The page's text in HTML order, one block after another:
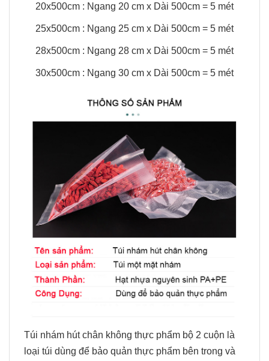
20x500cm : Ngang 20 cm x Dài 500cm = 5 mét
25x500cm : Ngang 25 cm x Dài 500cm = 5 mét
28x500cm : Ngang 28 cm x Dài 500cm = 5 mét
30x500cm : Ngang 30 cm x Dài 500cm = 5 mét
Túi nhám hút chân không thực phẩm bộ 2 cuộn là
loại túi dùng để bảo quản thực phẩm bên trong và